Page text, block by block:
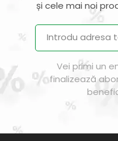
și cele mai noi
Vei primi un
finalizează